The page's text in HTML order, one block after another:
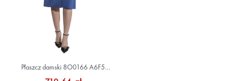
Płaszcz damski 8O0166 A6F5
Niebieski